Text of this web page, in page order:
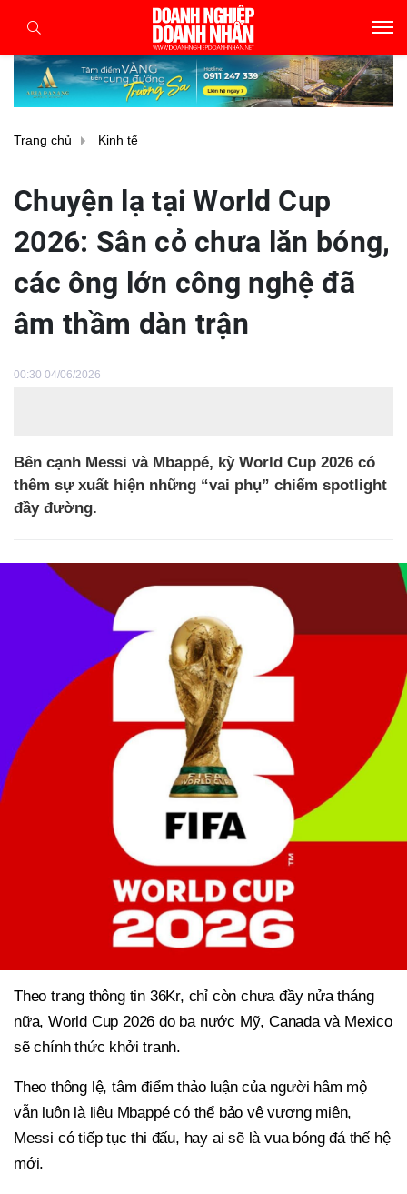
Trang chủ Kinh tế
Chuyện lạ tại World Cup
2026: Sân cỏ chưa lăn bóng,
các ông lớn công nghệ đã
âm thầm dàn trận
00:30 04/06/2026
Bên cạnh Messi và Mbappé, kỳ World Cup 2026 có
thêm sự xuất hiện những “vai phụ” chiếm spotlight
đầy đường.
Theo trang thông tin 36Kr, chỉ còn chưa đầy nửa tháng
nữa, World Cup 2026 do ba nước Mỹ, Canada và Mexico
sẽ chính thức khởi tranh.
Theo thông lệ, tâm điểm thảo luận của người hâm mộ
vẫn luôn là liệu Mbappé có thể bảo vệ vương miện,
Messi có tiếp tục thi đấu, hay ai sẽ là vua bóng đá thế hệ
mới.